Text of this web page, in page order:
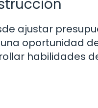
ajustar
oportunidad
habilidades